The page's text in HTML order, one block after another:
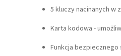
5 kluczy nacinanych w
Karta kodowa -
Funkcja bezpiecznego